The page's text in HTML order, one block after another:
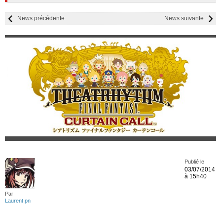
News suivante
News précédente
Par
Laurent pn
Publié le
03/07/2014
à 15h40